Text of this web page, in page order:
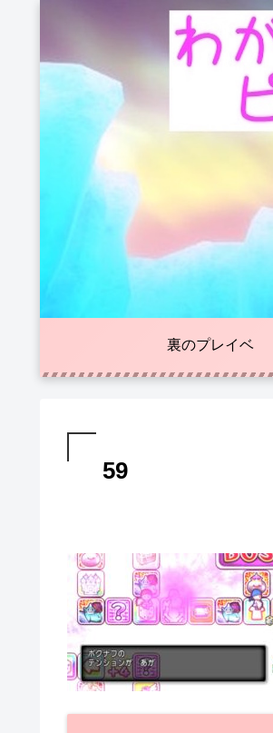
裏のプレイベ
59